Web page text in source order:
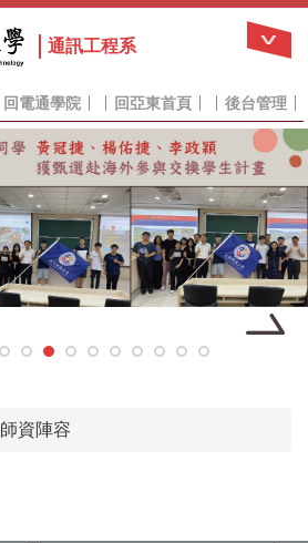
通訊工程系
回電通學院 回亞東首頁 後台管理
師資陣容